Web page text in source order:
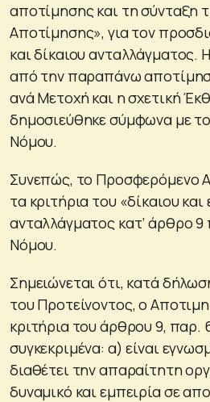
αποτίμησης και τη σύνταξη
Αποτίμησης», για τον
και δίκαιου ανταλλάγματος.
από την παραπάνω
ανά Μετοχή και η σχετική
δημοσιεύθηκε σύμφωνα με
Νόμου.
Συνεπώς, το Προσφερόμενο
τα κριτήρια του «δίκαιου και
ανταλλάγματος κατ’ άρθρο 9
Νόμου.
Σημειώνεται ότι, κατά
του Προτείνοντος, ο
κριτήρια του άρθρου 9, παρ.
συγκεκριμένα: α) είναι
διαθέτει την απαραίτητη
δυναμικό και εμπειρία σε